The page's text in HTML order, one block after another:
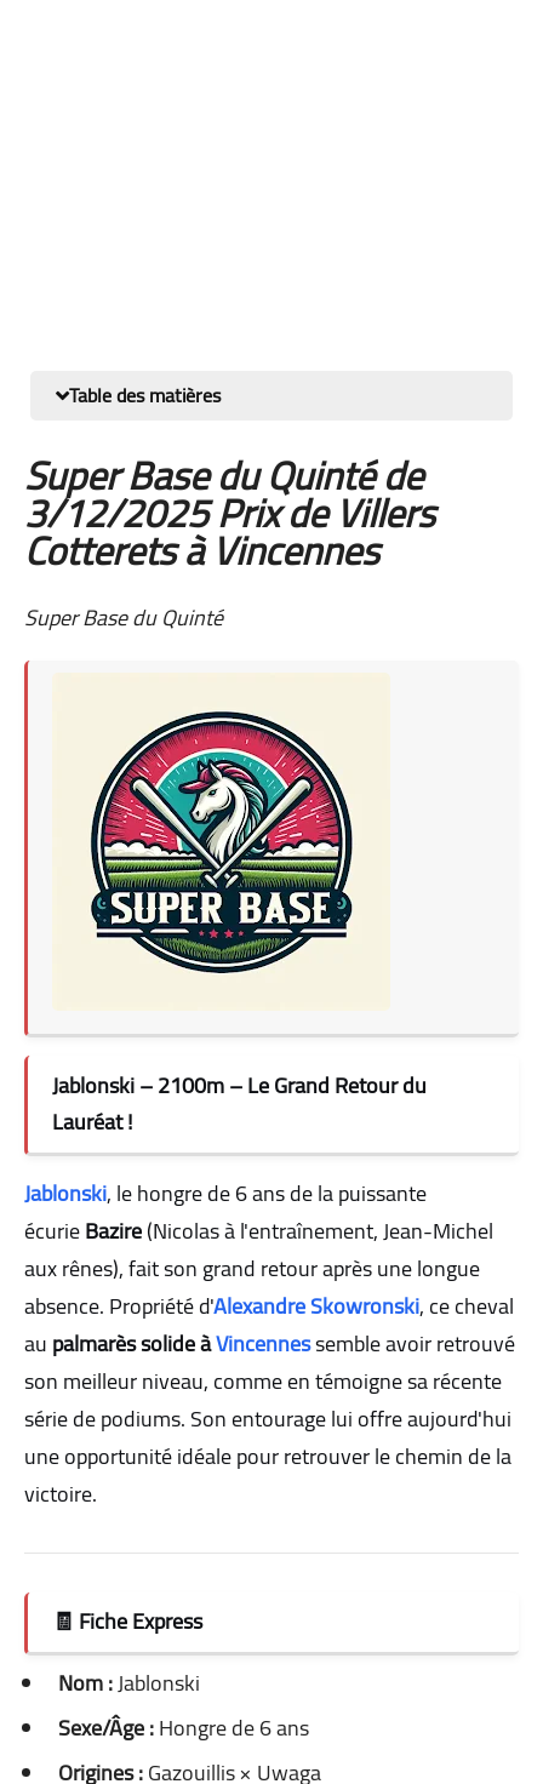
Table des matières
Super Base du Quinté de
3/12/2025 Prix de Villers
Cotterets à Vincennes
Super Base du Quinté
Jablonski – 2100m – Le Grand Retour du
Lauréat !
Jablonski, le hongre de 6 ans de la puissante
écurieBazire(Nicolas à l'entraînement, Jean-Michel
aux rênes), fait son grand retour après une longue
absence. Propriété d'Alexandre Skowronski, ce cheval
aupalmarès solide àVincennessemble avoir retrouvé
son meilleur niveau, comme en témoigne sa récente
série de podiums. Son entourage lui offre aujourd'hui
une opportunité idéale pour retrouver le chemin de la
victoire.
🧾 Fiche Express
Nom :Jablonski
Sexe/Âge :Hongre de 6 ans
Origines :Gazouillis × Uwaga